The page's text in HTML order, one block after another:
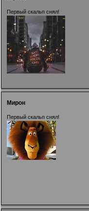
Первый скальп снял!
Мирон
Первый скальп снял!